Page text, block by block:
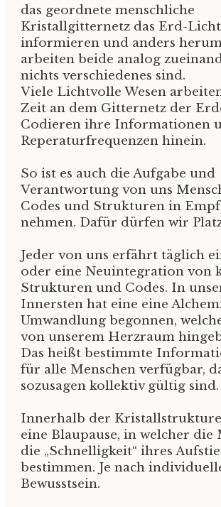
das geordnete menschliche
Kristallgitternetz das Erd-
informieren und anders
arbeiten beide analog
nichts verschiedenes sind.
Viele Lichtvolle Wesen
Zeit an dem Gitternetz der
Codieren ihre Informationen
Reperaturfrequenzen hinein.
So ist es auch die Aufgabe und
Verantwortung von uns
Codes und Strukturen in
nehmen. Dafür dürfen wir
Jeder von uns erfährt täglich
oder eine Neuintegration von
Strukturen und Codes. In
Innersten hat eine eine
Umwandlung begonnen,
von unserem Herzraum
Das heißt bestimmte
für alle Menschen verfügbar,
sozusagen kollektiv gültig sind.
Innerhalb der
eine Blaupause, in welcher die
die „Schnelligkeit“ ihres
bestimmen. Je nach
Bewusstsein.